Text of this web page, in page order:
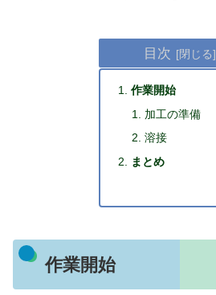
目次
作業開始
加工の準備
溶接
まとめ
作業開始